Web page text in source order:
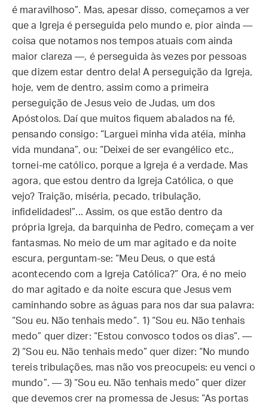
é maravilhoso”. Mas, apesar disso, começamos a ver
que a Igreja é perseguida pelo mundo e, pior ainda —
coisa que notamos nos tempos atuais com ainda
maior clareza —, é perseguida às vezes por pessoas
que dizem estar dentro dela! A perseguição da Igreja,
hoje, vem de dentro, assim como a primeira
perseguição de Jesus veio de Judas, um dos
Apóstolos. Daí que muitos fiquem abalados na fé,
pensando consigo: “Larguei minha vida atéia, minha
vida mundana”, ou: “Deixei de ser evangélico etc.,
tornei-me católico, porque a Igreja é a verdade. Mas
agora, que estou dentro da Igreja Católica, o que
vejo? Traição, miséria, pecado, tribulação,
infidelidades!”... Assim, os que estão dentro da
própria Igreja, da barquinha de Pedro, começam a ver
fantasmas. No meio de um mar agitado e da noite
escura, perguntam-se: “Meu Deus, o que está
acontecendo com a Igreja Católica?” Ora, é no meio
do mar agitado e da noite escura que Jesus vem
caminhando sobre as águas para nos dar sua palavra:
“Sou eu. Não tenhais medo”. 1) “Sou eu. Não tenhais
medo” quer dizer: “Estou convosco todos os dias”. —
2) “Sou eu. Não tenhais medo” quer dizer: “No mundo
tereis tribulações, mas não vos preocupeis: eu venci o
mundo”. — 3) “Sou eu. Não tenhais medo” quer dizer
que devemos crer na promessa de Jesus: “As portas